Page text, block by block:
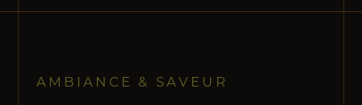
AMBIANCE & SAVEUR